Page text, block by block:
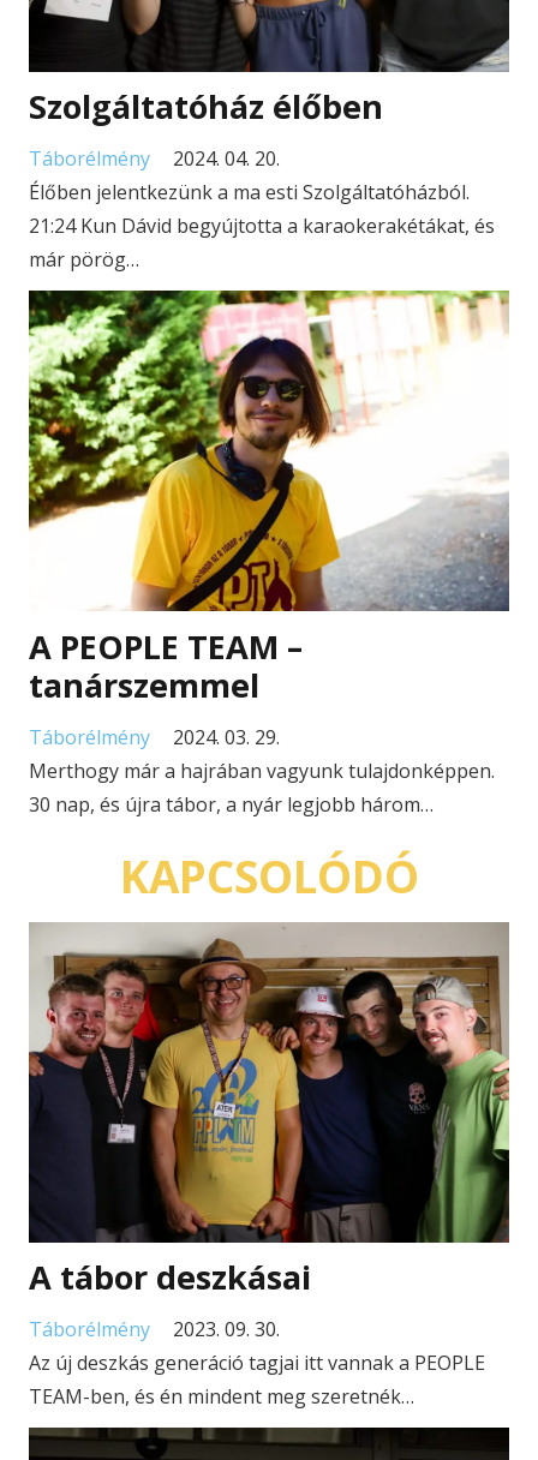
Szolgáltatóház élőben
Táborélmény
2024. 04. 20.
Élőben jelentkezünk a ma esti Szolgáltatóházból.
21:24 Kun Dávid begyújtotta a karaokerakétákat, és
már pörög…
A PEOPLE TEAM –
tanárszemmel
Táborélmény
2024. 03. 29.
Merthogy már a hajrában vagyunk tulajdonképpen.
30 nap, és újra tábor, a nyár legjobb három…
KAPCSOLÓDÓ
A tábor deszkásai
Táborélmény
2023. 09. 30.
Az új deszkás generáció tagjai itt vannak a PEOPLE
TEAM-ben, és én mindent meg szeretnék…